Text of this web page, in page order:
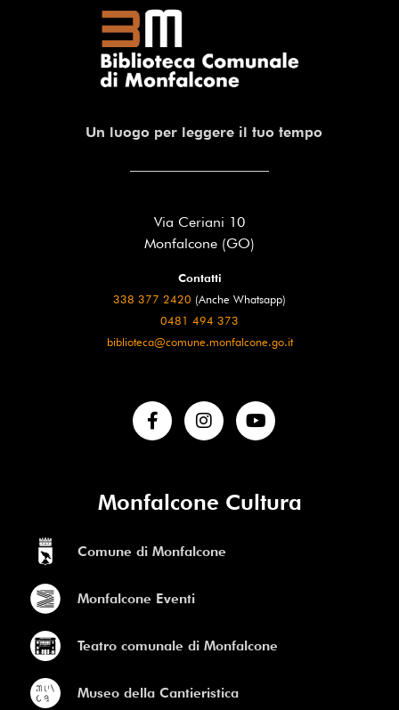
Un luogo per leggere il tuo tempo
Via Ceriani 10
Monfalcone (GO)
Contatti
338 377 2420 (Anche Whatsapp)
0481 494 373
biblioteca@comune.monfalcone.go.it
Monfalcone Cultura
Comune di Monfalcone
Monfalcone Eventi
Teatro comunale di Monfalcone
Museo della Cantieristica